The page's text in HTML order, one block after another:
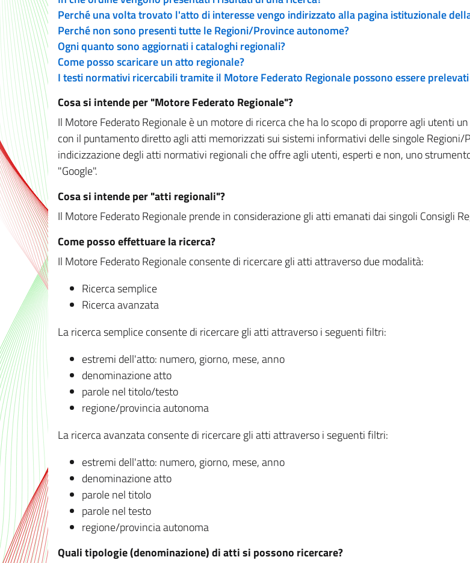
Perché una volta trovato l'atto di interesse vengo indirizzato alla pagina istituzionale
Perché non sono presenti tutte le Regioni/Province autonome?
Ogni quanto sono aggiornati i cataloghi regionali?
Come posso scaricare un atto regionale?
I testi normativi ricercabili tramite il Motore Federato Regionale possono essere
Cosa si intende per "Motore Federato Regionale"?
Il Motore Federato Regionale è un motore di ricerca che ha lo scopo di proporre agli utenti
con il puntamento diretto agli atti memorizzati sui sistemi informativi delle singole
indicizzazione degli atti normativi regionali che offre agli utenti, esperti e non, uno
"Google".
Cosa si intende per "atti regionali"?
Il Motore Federato Regionale prende in considerazione gli atti emanati dai singoli Consigli
Come posso effettuare la ricerca?
Il Motore Federato Regionale consente di ricercare gli atti attraverso due modalità:
Ricerca semplice
Ricerca avanzata
La ricerca semplice consente di ricercare gli atti attraverso i seguenti filtri:
estremi dell'atto: numero, giorno, mese, anno
denominazione atto
parole nel titolo/testo
regione/provincia autonoma
La ricerca avanzata consente di ricercare gli atti attraverso i seguenti filtri:
estremi dell'atto: numero, giorno, mese, anno
denominazione atto
parole nel titolo
parole nel testo
regione/provincia autonoma
Quali tipologie (denominazione) di atti si possono ricercare?